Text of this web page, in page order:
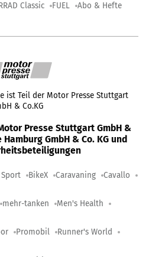
Classic FUEL Abo & Hefte
ist Teil der Motor Presse Stuttgart
& Co.KG
Presse Stuttgart GmbH &
GmbH & Co. KG und
BikeX Caravaning Cavallo
mehr-tanken Men's Health
Promobil Runner's World